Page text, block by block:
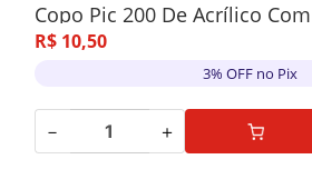
R$ 10,50
3% OFF no Pix
－ ＋